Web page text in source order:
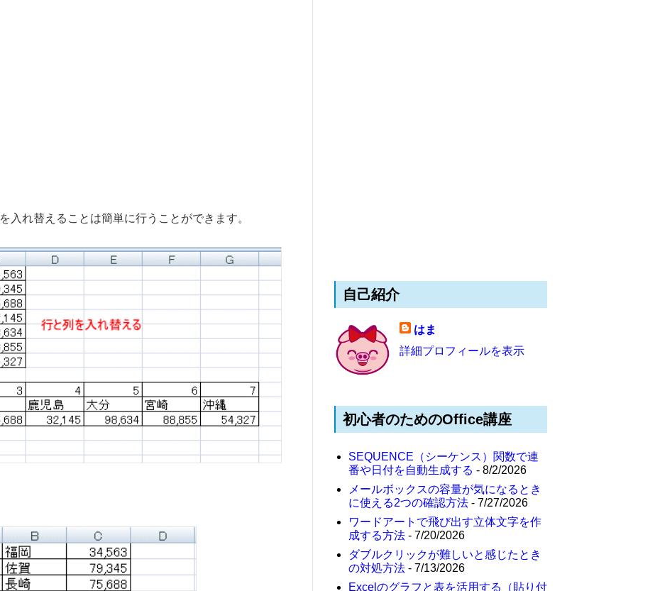
入れ替えることは簡単に行うことができます。
自己紹介
はま
詳細プロフィールを表示
初心者のためのOffice講座
SEQUENCE（シーケンス）関数で連
番や日付を自動生成する - 8/2/2026
メールボックスの容量が気になるとき
に使える2つの確認方法 - 7/27/2026
ワードアートで飛び出す立体文字を作
成する方法 - 7/20/2026
ダブルクリックが難しいと感じたとき
の対処方法 - 7/13/2026
Excelのグラフと表を活用する（貼り付